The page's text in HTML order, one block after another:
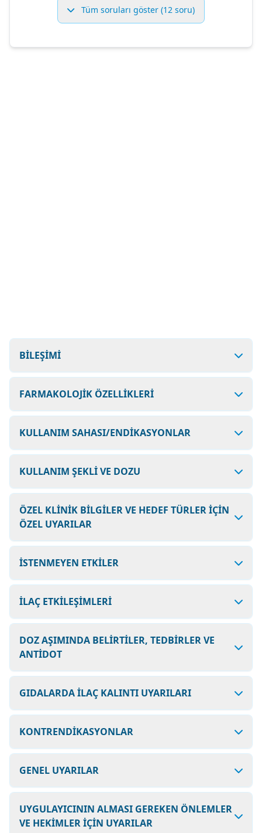
Tüm soruları göster (12 soru)
BİLEŞİMİ
FARMAKOLOJİK ÖZELLİKLERİ
KULLANIM SAHASI/ENDİKASYONLAR
KULLANIM ŞEKLİ VE DOZU
ÖZEL KLİNİK BİLGİLER VE HEDEF TÜRLER İÇİN
ÖZEL UYARILAR
İSTENMEYEN ETKİLER
İLAÇ ETKİLEŞİMLERİ
DOZ AŞIMINDA BELİRTİLER, TEDBİRLER VE
ANTİDOT
GIDALARDA İLAÇ KALINTI UYARILARI
KONTRENDİKASYONLAR
GENEL UYARILAR
UYGULAYICININ ALMASI GEREKEN ÖNLEMLER
VE HEKİMLER İÇİN UYARILAR